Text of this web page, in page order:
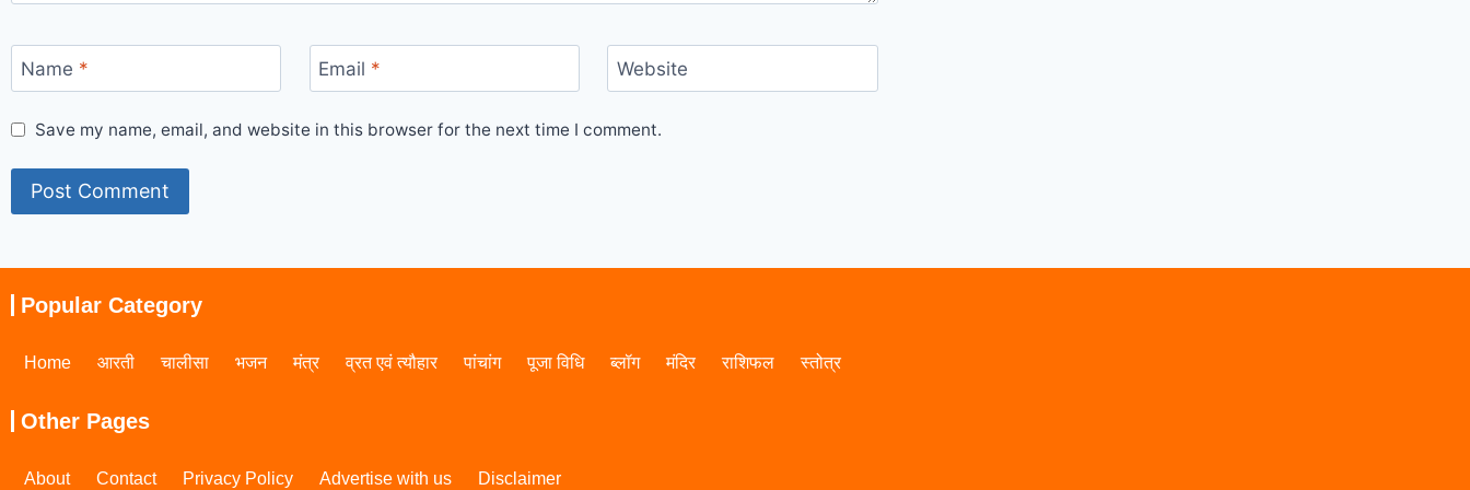
Name * Email * Website
Save my name, email, and website in this browser for the next time I comment.
Popular Category
Home आरती चालीसा भजन मंत्र व्रत एवं त्यौहार पांचांग पूजा विधि ब्लॉग मंदिर राशिफल स्तोत्र
Other Pages
About Contact Privacy Policy Advertise with us Disclaimer